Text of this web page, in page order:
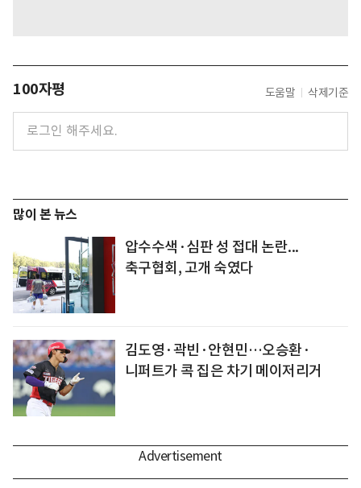
100자평 도움말 삭제기준
많이 본 뉴스
압수수색·심판 성 접대 논란...
축구협회, 고개 숙였다
김도영·곽빈·안현민…오승환·
니퍼트가 콕 집은 차기 메이저리거